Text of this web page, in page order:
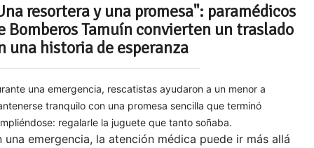
resortera y una promesa": paramédicos
Bomberos Tamuín convierten un traslado
una historia de esperanza
una emergencia, rescatistas ayudaron a un menor a
tranquilo con una promesa sencilla que terminó
regalarle la juguete que tanto soñaba.
una emergencia, la atención médica puede ir más allá